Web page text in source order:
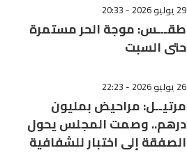
29 يوليو 2026 - 20:33
طقـــس: موجة الحر مستمرة
حتى السبت
26 يوليو 2026 - 22:23
مرتيــل: مراحيض بمليون
درهم.. وصمت المجلس يحول
الصفقة إلى اختبار للشفافية